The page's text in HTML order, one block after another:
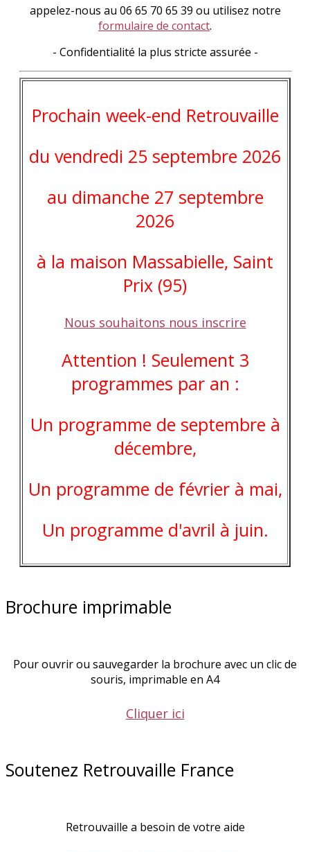
appelez-nous au 06 65 70 65 39 ou utilisez notre
formulaire de contact.
- Confidentialité la plus stricte assurée -
Prochain week-end Retrouvaille
du vendredi 25 septembre 2026
au dimanche 27 septembre
2026
à la maison Massabielle, Saint
Prix (95)
Nous souhaitons nous inscrire
Attention ! Seulement 3
programmes par an :
Un programme de septembre à
décembre,
Un programme de février à mai,
Un programme d'avril à juin.
Brochure imprimable
Pour ouvrir ou sauvegarder la brochure avec un clic de
souris, imprimable en A4
Cliquer ici
Soutenez Retrouvaille France
Retrouvaille a besoin de votre aide